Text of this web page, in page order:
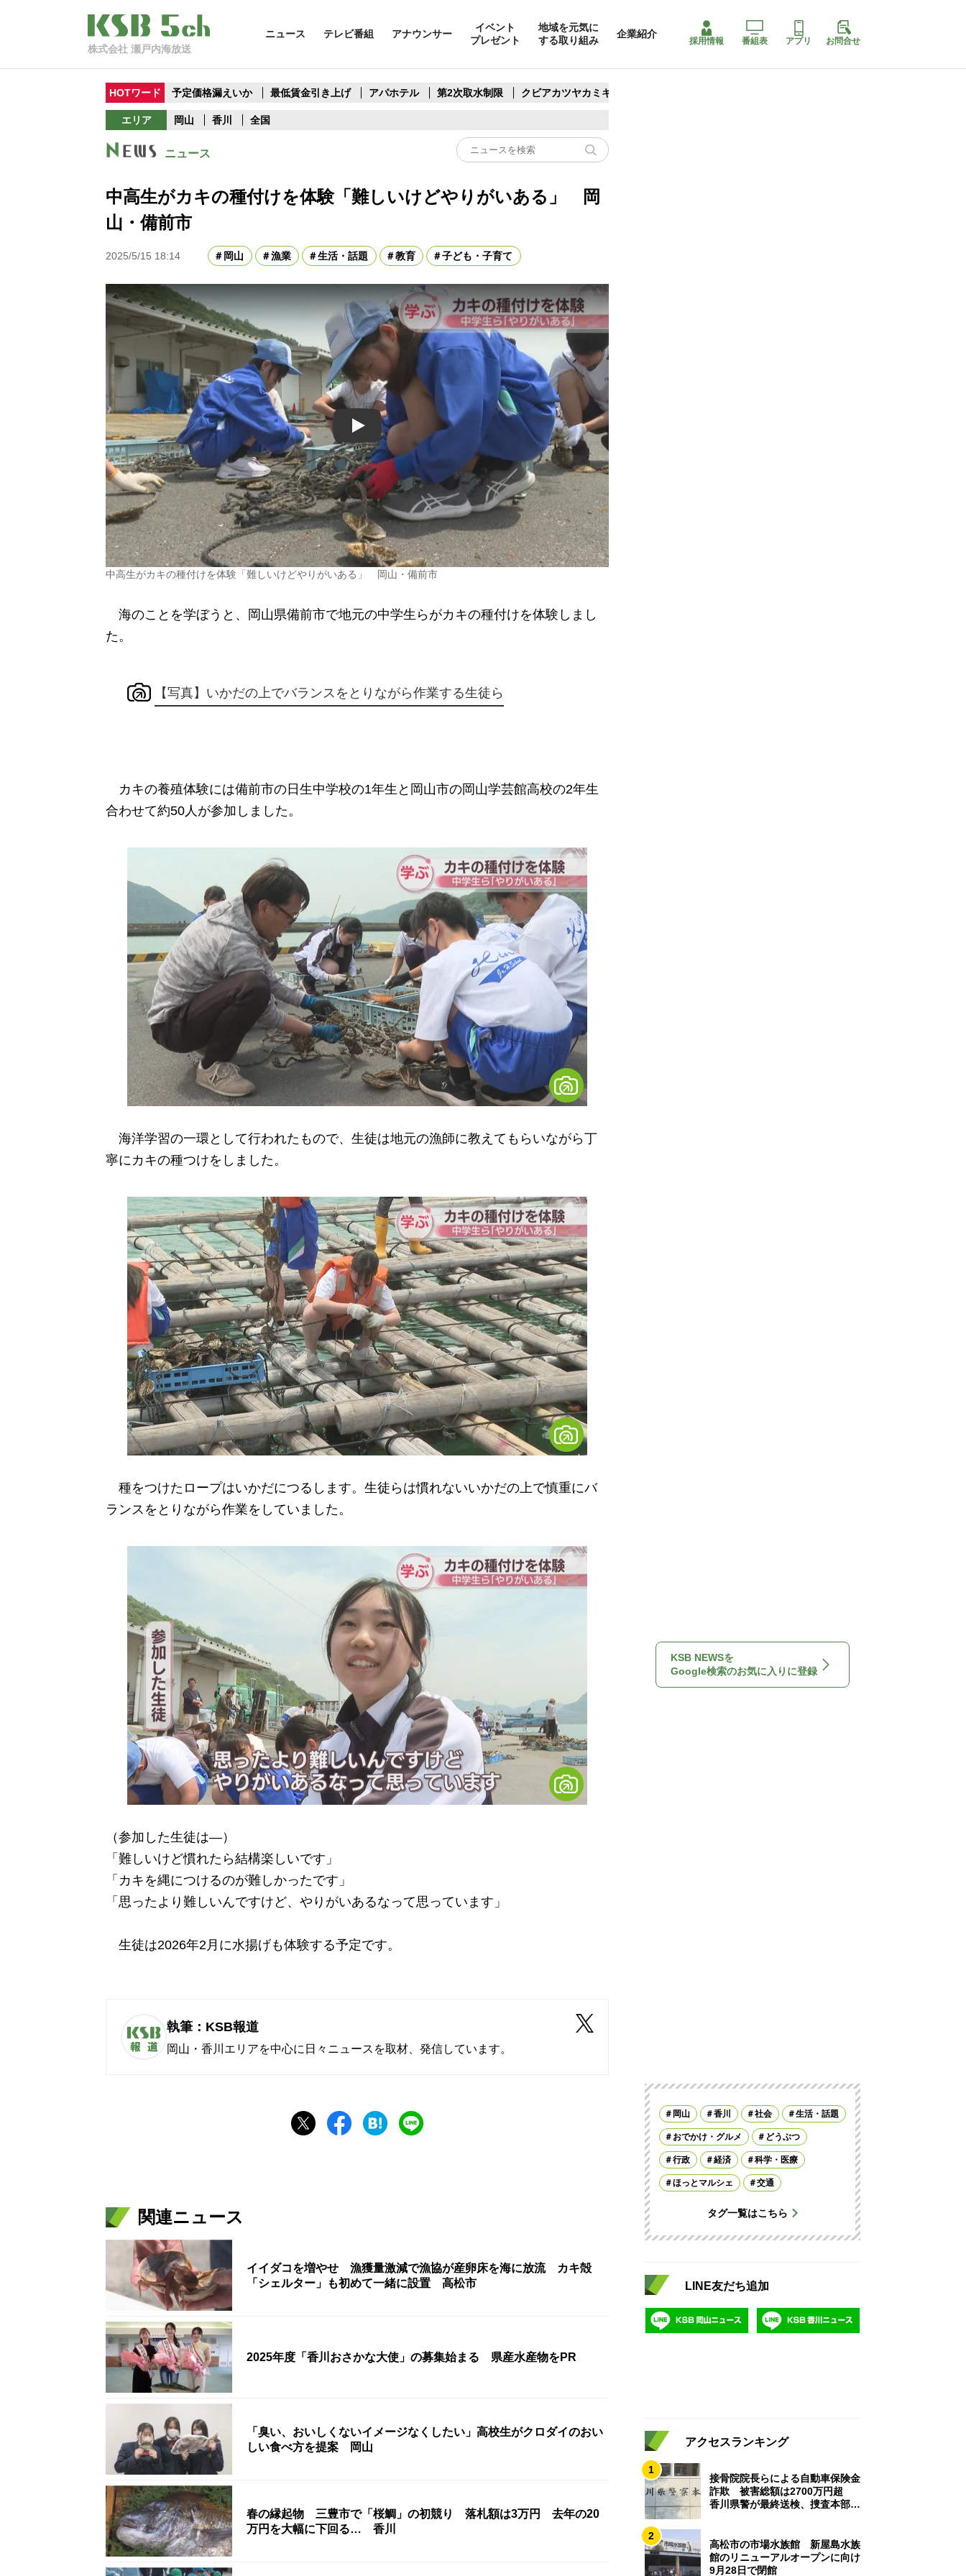
株式会社 瀬戸内海放送
ニュース テレビ番組 アナウンサー
イベント
プレゼント
地域を元気に
する取り組み
企業紹介
採用情報 番組表 アプリ お問合せ
HOTワード 予定価格漏えいか 最低賃金引き上げ アパホテル 第2次取水制限 クビアカツヤカミキリ
エリア 岡山 香川 全国
ニュース
中高生がカキの種付けを体験「難しいけどやりがいある」 岡
山・備前市
2025/5/15 18:14 岡山 漁業 生活・話題 教育 子ども・子育て
Play
中高生がカキの種付けを体験「難しいけどやりがいある」 岡山・備前市
海のことを学ぼうと、岡山県備前市で地元の中学生らがカキの種付けを体験しまし
た。
【写真】いかだの上でバランスをとりながら作業する生徒ら
カキの養殖体験には備前市の日生中学校の1年生と岡山市の岡山学芸館高校の2年生
合わせて約50人が参加しました。
海洋学習の一環として行われたもので、生徒は地元の漁師に教えてもらいながら丁
寧にカキの種つけをしました。
種をつけたロープはいかだにつるします。生徒らは慣れないいかだの上で慎重にバ
ランスをとりながら作業をしていました。
（参加した生徒は―）
「難しいけど慣れたら結構楽しいです」
「カキを縄につけるのが難しかったです」
「思ったより難しいんですけど、やりがいあるなって思っています」
生徒は2026年2月に水揚げも体験する予定です。
執筆：KSB報道
岡山・香川エリアを中心に日々ニュースを取材、発信しています。
関連ニュース
イイダコを増やせ 漁獲量激減で漁協が産卵床を海に放流 カキ殻
「シェルター」も初めて一緒に設置 高松市
2025年度「香川おさかな大使」の募集始まる 県産水産物をPR
「臭い、おいしくないイメージなくしたい」高校生がクロダイのおい
しい食べ方を提案 岡山
春の縁起物 三豊市で「桜鯛」の初競り 落札額は3万円 去年の20
万円を大幅に下回る… 香川
KSB NEWSを
Google検索のお気に入りに登録
岡山 香川 社会 生活・話題
おでかけ・グルメ どうぶつ
行政 経済 科学・医療
ほっとマルシェ 交通
タグ一覧はこちら
LINE友だち追加
アクセスランキング
1
接骨院院長らによる自動車保険金
詐欺 被害総額は2700万円超
香川県警が最終送検、捜査本部解
2
高松市の市場水族館 新屋島水族
館のリニューアルオープンに向け
9月28日で閉館